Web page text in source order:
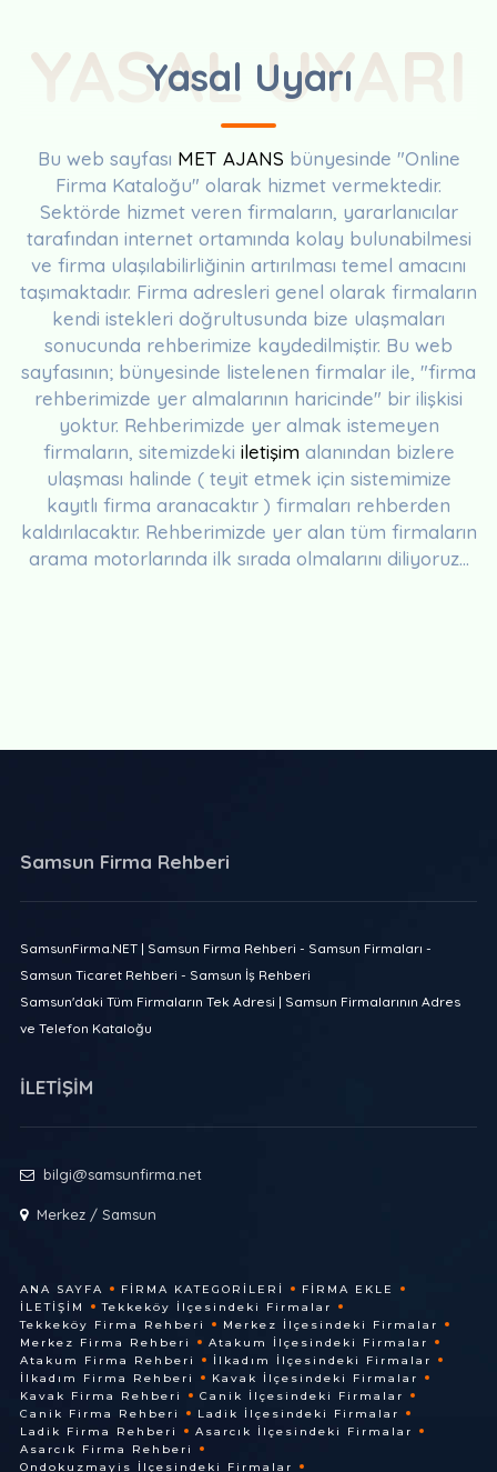
Yasal Uyarı
YASAL UYARI
Bu web sayfası MET AJANS bünyesinde "Online
Firma Kataloğu" olarak hizmet vermektedir.
Sektörde hizmet veren firmaların, yararlanıcılar
tarafından internet ortamında kolay bulunabilmesi
ve firma ulaşılabilirliğinin artırılması temel amacını
taşımaktadır. Firma adresleri genel olarak firmaların
kendi istekleri doğrultusunda bize ulaşmaları
sonucunda rehberimize kaydedilmiştir. Bu web
sayfasının; bünyesinde listelenen firmalar ile, "firma
rehberimizde yer almalarının haricinde" bir ilişkisi
yoktur. Rehberimizde yer almak istemeyen
firmaların, sitemizdeki iletişim alanından bizlere
ulaşması halinde ( teyit etmek için sistemimize
kayıtlı firma aranacaktır ) firmaları rehberden
kaldırılacaktır. Rehberimizde yer alan tüm firmaların
arama motorlarında ilk sırada olmalarını diliyoruz...
Samsun Firma Rehberi
SamsunFirma.NET | Samsun Firma Rehberi - Samsun Firmaları -
Samsun Ticaret Rehberi - Samsun İş Rehberi
Samsun'daki Tüm Firmaların Tek Adresi | Samsun Firmalarının Adres
ve Telefon Kataloğu
İLETİŞİM
bilgi@samsunfirma.net
Merkez / Samsun
ANA SAYFA FIRMA KATEGORILERI
FIRMA EKLE
İLETIŞIM
Tekkeköy İlçesindeki Firmalar
Tekkeköy Firma Rehberi
Merkez İlçesindeki Firmalar
Merkez Firma Rehberi
Atakum İlçesindeki Firmalar
Atakum Firma Rehberi
İlkadım İlçesindeki Firmalar
İlkadım Firma Rehberi
Kavak İlçesindeki Firmalar
Kavak Firma Rehberi
Canik İlçesindeki Firmalar
Canik Firma Rehberi
Ladik İlçesindeki Firmalar
Ladik Firma Rehberi
Asarcık İlçesindeki Firmalar
Asarcık Firma Rehberi
Ondokuzmayis İlçesindeki Firmalar